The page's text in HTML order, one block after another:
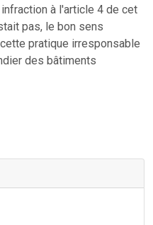
à l'article 4 de cet
pas, le bon sens
pratique irresponsable
des bâtiments